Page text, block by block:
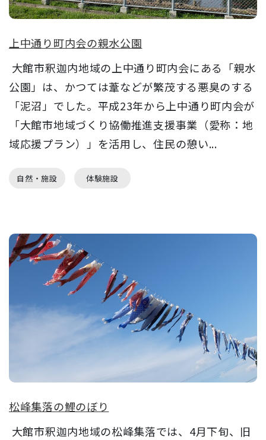
上中通り町内会の親水公園
大館市釈迦内地域の上中通り町内会にある「親水
公園」は、かつては葦などが繁茂する悪臭のする
「泥沼」でした。平成23年から上中通り町内会が
「大館市地域づくり協働推進支援事業（愛称：地
域応援プラン）」を活用し、住民の憩い...
自然・施設 体験施設
松峰集落の鯉のぼり
大館市釈迦内地域の松峰集落では、4月下旬、旧